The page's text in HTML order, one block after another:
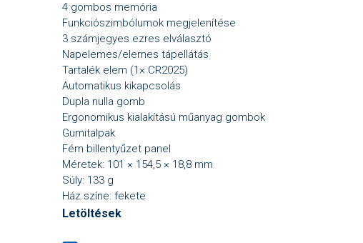
4 gombos memória
Funkciószimbólumok megjelenítése
3 számjegyes ezres elválasztó
Napelemes/elemes tápellátás
Tartalék elem (1× CR2025)
Automatikus kikapcsolás
Dupla nulla gomb
Ergonomikus kialakítású műanyag gombok
Gumitalpak
Fém billentyűzet panel
Méretek: 101 × 154,5 × 18,8 mm
Súly: 133 g
Ház színe: fekete
Letöltések